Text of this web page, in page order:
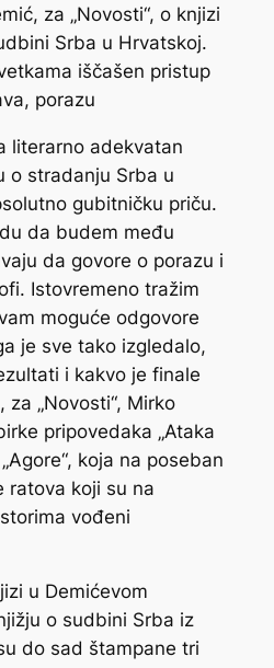
za „Novosti“, o knjizi
Srba u Hrvatskoj.
iščašen pristup
porazu
literarno adekvatan
o stradanju Srba u
gubitničku priču.
da budem među
da govore o porazu i
Istovremeno tražim
moguće odgovore
je sve tako izgledalo,
i kakvo je finale
„Novosti“, Mirko
pripovedaka „Ataka
koja na poseban
ratova koji su na
vođeni
u Demićevom
o sudbini Srba iz
do sad štampane tri